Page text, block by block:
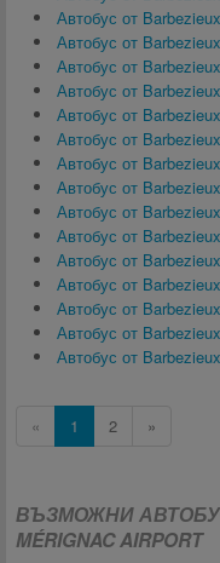
Автобус от
Автобус от
Автобус от
Автобус от
Автобус от
Автобус от
Автобус от
Автобус от
Автобус от
Автобус от
Автобус от
Автобус от
Автобус от
Автобус от
Автобус от
« 1 2 »
ВЪЗМОЖНИ
MÉRIGNAC AIRPORT